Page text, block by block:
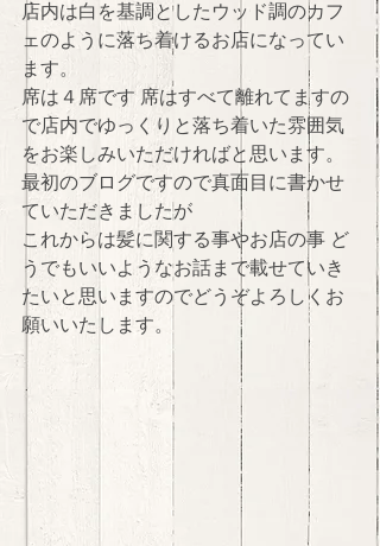
店内は白を基調としたウッド調のカフ
ェのように落ち着けるお店になってい
ます。
席は４席です 席はすべて離れてますの
で店内でゆっくりと落ち着いた雰囲気
をお楽しみいただければと思います。
最初のブログですので真面目に書かせ
ていただきましたが
これからは髪に関する事やお店の事 ど
うでもいいようなお話まで載せていき
たいと思いますのでどうぞよろしくお
願いいたします。